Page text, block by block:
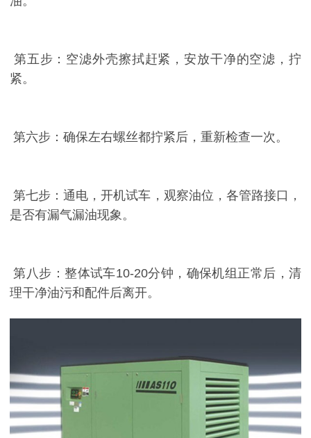
第五步：空滤外壳擦拭赶紧，安放干净的空滤，拧
紧。
第六步：确保左右螺丝都拧紧后，重新检查一次。
第七步：通电，开机试车，观察油位，各管路接口，
是否有漏气漏油现象。
第八步：整体试车10-20分钟，确保机组正常后，清
理干净油污和配件后离开。